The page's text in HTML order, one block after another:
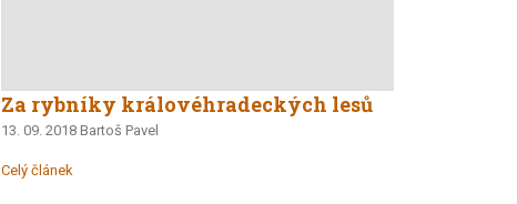
Za rybníky královéhradeckých lesů
13. 09. 2018 Bartoš Pavel
Celý článek